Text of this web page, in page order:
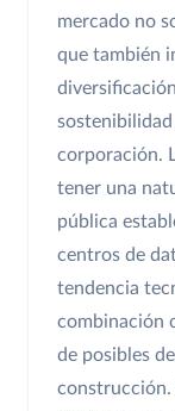
mercado no
que también
corporación.
tener una
pública
centros de
tendencia
combinación
de posibles
construcción.